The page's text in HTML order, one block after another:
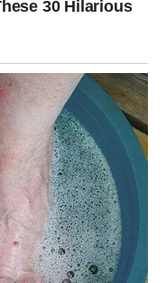
tekuće
soli s umućenim
miješajte dok ne
za pecivo.
smjesu, pazeći da